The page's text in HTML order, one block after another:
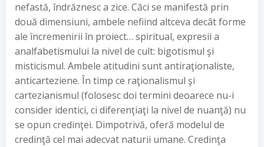
nefastă, îndrăznesc a zice. Căci se manifestă prin
două dimensiuni, ambele nefiind altceva decât forme
ale încremenirii în proiect… spiritual, expresii a
analfabetismului la nivel de cult: bigotismul şi
misticismul. Ambele atitudini sunt antiraţionaliste,
anticarteziene. În timp ce raţionalismul şi
cartezianismul (folosesc doi termini deoarece nu-i
consider identici, ci diferenţiaţi la nivel de nuanţă) nu
se opun credinţei. Dimpotrivă, oferă modelul de
credinţă cel mai adecvat naturii umane. Credinţa